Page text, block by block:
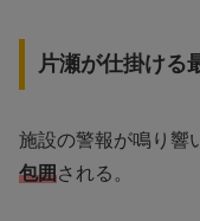
片瀬が仕掛ける
施設の警報が鳴り響
包囲される。